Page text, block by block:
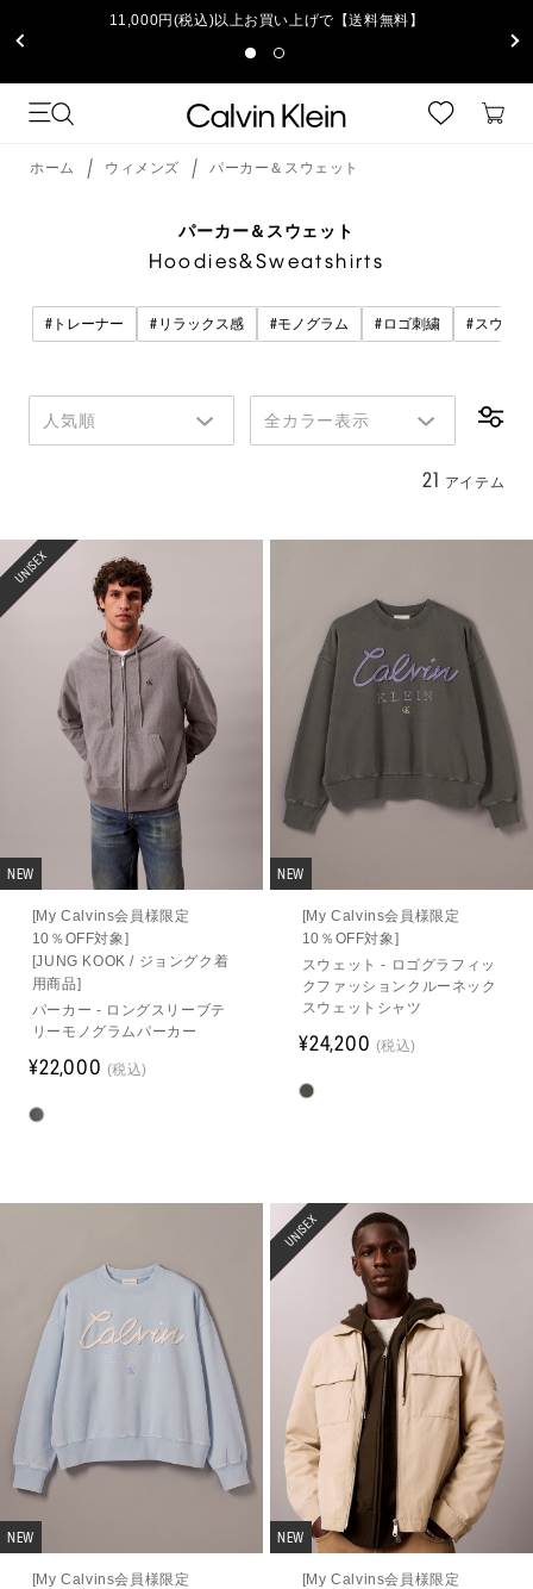
11,000円(税込)以上お買い上げで【送料無料】
ホーム ウィメンズ パーカー＆スウェット
パーカー＆スウェット
Hoodies&Sweatshirts
# トレーナー # リラックス感 #モノグラム # ロゴ刺繍 # スウェ
人気順 全カラー表示
21 アイテム
UNISEX
NEW
[My Calvins会員様限定
10％OFF対象]
[JUNG KOOK / ジョングク着
用商品]
パーカー - ロングスリーブテ
リーモノグラムパーカー
¥22,000 (税込)
NEW
[My Calvins会員様限定
10％OFF対象]
スウェット - ロゴグラフィッ
クファッションクルーネック
スウェットシャツ
¥24,200 (税込)
NEW
[My Calvins会員様限定
UNISEX
NEW
[My Calvins会員様限定